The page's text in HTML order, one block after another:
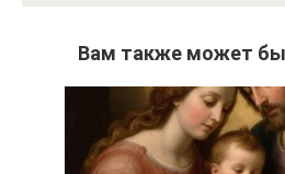
Вам также может